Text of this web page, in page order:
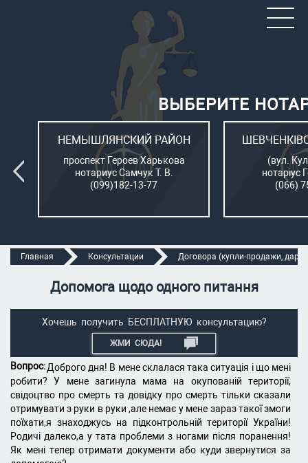
ВЫБЕРИТЕ
НЕМЫШЛЯНСКИЙ РАЙОН
проспект Героев Харькова
нотариус Самчук Т. В.
(099)182-13-77
(вул.
нотаріус
(066)
Главная Консультации Договора (купли-продажи,
Допомога щодо одного питання
Хочешь получить БЕСПЛАТНУЮ консультацию?
ЖМИ СЮДА!
Вопрос:Доброго дня! В мене склалася така ситуація і що мені
робити? У мене загинула мама на окупованій території,
свідоцтво про смерть та довідку про смерть тільки сказали
отримувати з руки в руки ,але немає у мене зараз такої змоги
поїхати,я знаходжусь на підконтрольній території України!
Родичі далеко,а у тата проблеми з ногами після поранення!
Як мені тепер отримати документи або куди звернутися за